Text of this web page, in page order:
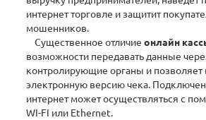
интернет торговле и защитит
мошенников.
Существенное отличиеонлайн
возможности передавать данные
контролирующие органы и позволяет
электронную версию чека.
интернет может осуществляться с
WI-FI или Ethernet.